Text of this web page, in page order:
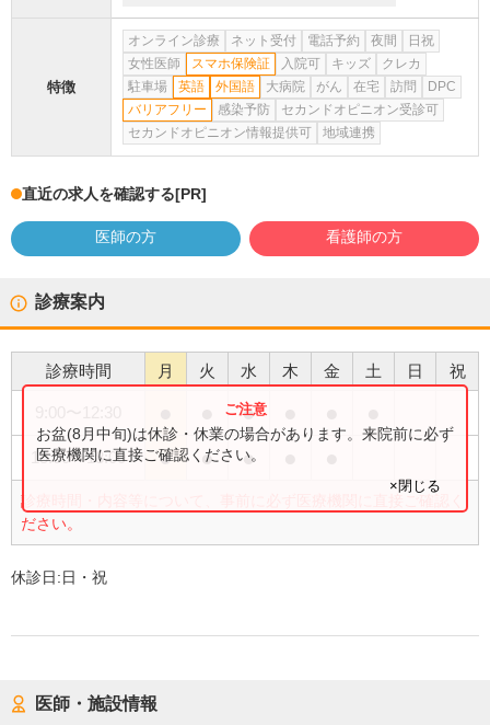
特徴
オンライン診療 ネット受付 電話予約 夜間
日祝
女性医師
スマホ保険証 入院可 キッズ
クレカ
駐車場
英語 外国語 大病院 がん 在宅 訪問
DPC
バリアフリー
感染予防
セカンドオピニオン受診可
セカンドオピニオン情報提供可
地域連携
直近の求人を確認する[PR]
医師の方 看護師の方
診療案内
診療時間 月 火 水 木 金 土 日 祝
●
15:00〜18:00 ● ● ●
診療時間・内容等について、事前に必ず医療機関に直接ご確認く
ださい。
お盆(8月中旬)は休診・休業の場合があります。来院前に必ず
医療機関に直接ご確認ください。
×閉じる
休診日:日・祝
医師・施設情報